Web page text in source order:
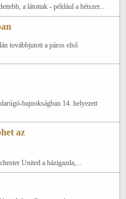
a látottak - például a hétszer...
továbbjutott a páros első
bajnokságban 14. helyezett
az
United a házigazda,...